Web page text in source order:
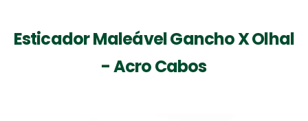
Esticador Maleável Gancho X Olhal
- Acro Cabos